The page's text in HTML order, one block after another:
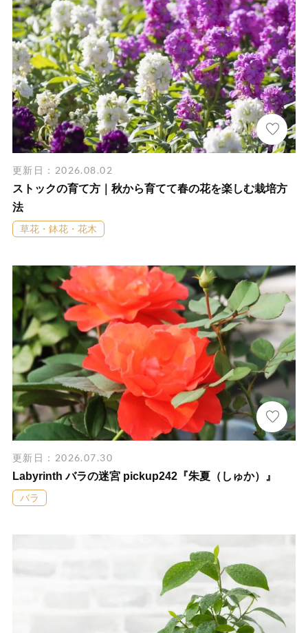
更新日：2026.08.02
ストックの育て方｜秋から育てて春の花を楽しむ栽培方
法
草花・鉢花・花木
更新日：2026.07.30
Labyrinth バラの迷宮 pickup242『朱夏（しゅか）』
バラ